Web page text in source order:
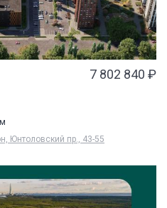
7 802 840 ₽
Юнтоловский пр., 43-55